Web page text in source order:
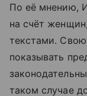
По её мнению,
на счёт
текстами.
показывать
таком случае